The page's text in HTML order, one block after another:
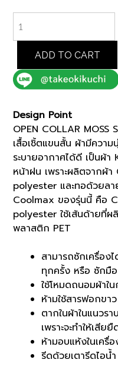
OPEN
COLLAR
MOSS
STITCH
COOLMAX
SHIRT
quantity
ADD TO CART
Design Point
OPEN COLLAR MOSS
เสื้อเชิ้ตแขนสั้น ผ้ามีควา
ระบายอากาศได้ดี เป็นผ้า
หน้าฝน เพราะผลิตจากผ้
polyester และทอด้วยล
Coolmax ของรุ่นนี้ คือ
polyester ใช้เส้นด้ายที่ผ
พลาสติก PET
สามารถซักเครื่อง
ทุกครั้ง หรือ ซักมือ
ใช้โหมดถนอมผ้าใ
ห้ามใช้สารฟอกขาว
ตากในผ้าในแนวร
เพราะจะทำให้เสีย
ห้ามอบแห้งในเครื่
รีดด้วยเตารีดไอน้